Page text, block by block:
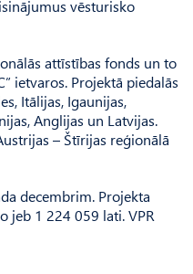
vēsturisko
attīstības fonds un to
ietvaros. Projektā piedalās
Itālijas, Igaunijas,
Anglijas un Latvijas.
– Štīrijas reģionālā
decembrim. Projekta
jeb 1 224 059 lati. VPR